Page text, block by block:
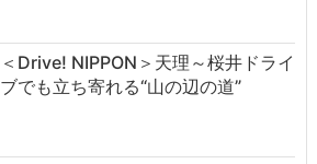
＜Drive! NIPPON＞天理～桜井ドライ
ブでも立ち寄れる“山の辺の道”